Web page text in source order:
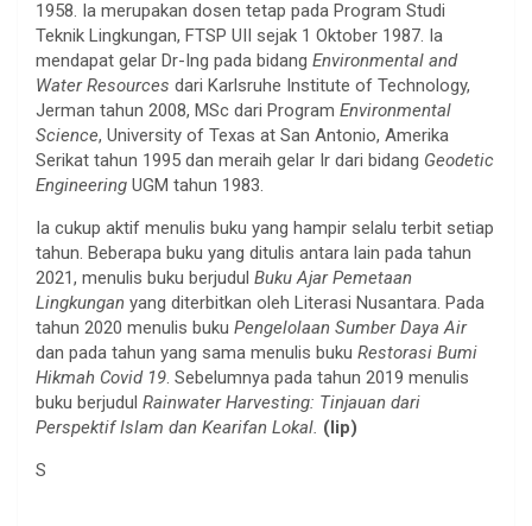
1958. Ia merupakan dosen tetap pada Program Studi
Teknik Lingkungan, FTSP UII sejak 1 Oktober 1987. Ia
mendapat gelar Dr-Ing pada bidang Environmental and
Water Resources dari Karlsruhe Institute of Technology,
Jerman tahun 2008, MSc dari Program Environmental
Science, University of Texas at San Antonio, Amerika
Serikat tahun 1995 dan meraih gelar Ir dari bidang Geodetic
Engineering UGM tahun 1983.
Ia cukup aktif menulis buku yang hampir selalu terbit setiap
tahun. Beberapa buku yang ditulis antara lain pada tahun
2021, menulis buku berjudul Buku Ajar Pemetaan
Lingkungan yang diterbitkan oleh Literasi Nusantara. Pada
tahun 2020 menulis buku Pengelolaan Sumber Daya Air
dan pada tahun yang sama menulis buku Restorasi Bumi
Hikmah Covid 19. Sebelumnya pada tahun 2019 menulis
buku berjudul Rainwater Harvesting: Tinjauan dari
Perspektif Islam dan Kearifan Lokal. (lip)
S